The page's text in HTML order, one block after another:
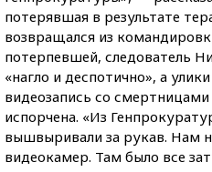
потерявшая в результате
возвращался из
потерпевшей, следователь
«нагло и деспотично», а
видеозапись со смертницами
испорчена. «Из
вышвыривали за рукав. Нам
видеокамер. Там было все